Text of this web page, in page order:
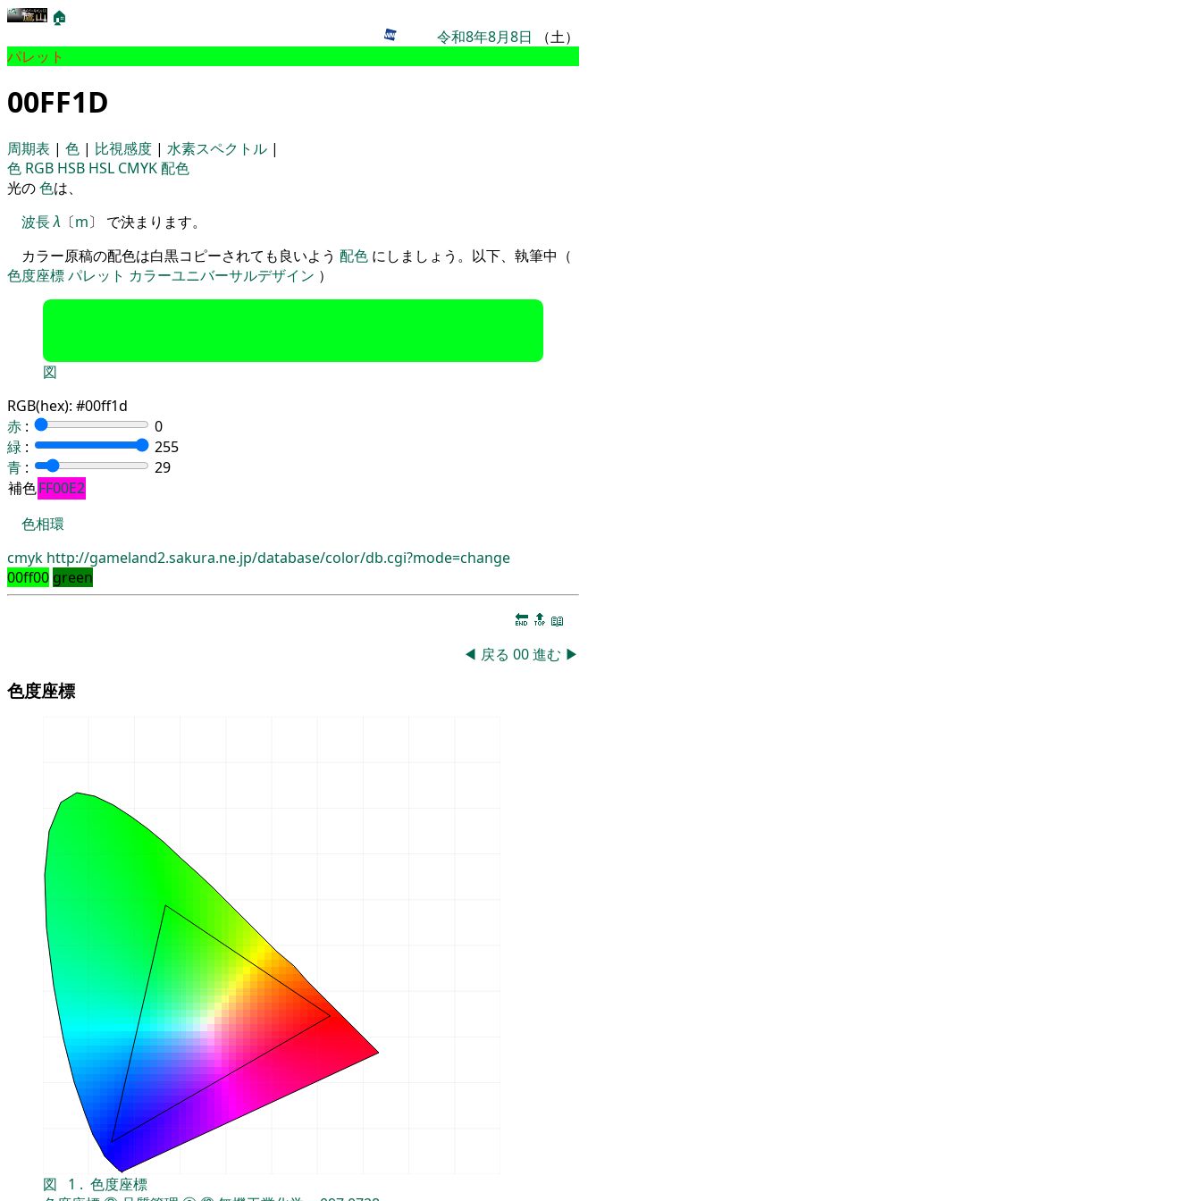
🏠
令和8年8月8日 （土）
パレット
00FF1D
周期表 | 色 | 比視感度 | 水素スペクトル |
色 RGB HSB HSL CMYK配色
光の色は、
波長λ 〔m〕 で決まります。
カラー原稿の配色は白黒コピーされても良いよう 配色 にしましょう。以下、執筆中（
色度座標パレット カラーユニバーサルデザイン ）
図
RGB(hex): #00ff1d
赤 :
0
緑 :
255
青 :
29
補色FF00E2
色相環
cmyk http://gameland2.sakura.ne.jp/database/color/db.cgi?mode=change
00ff00 green
🔚 🔝 📖
◀ 戻る 00進む ▶
色度座標
図 1 . 色度座標